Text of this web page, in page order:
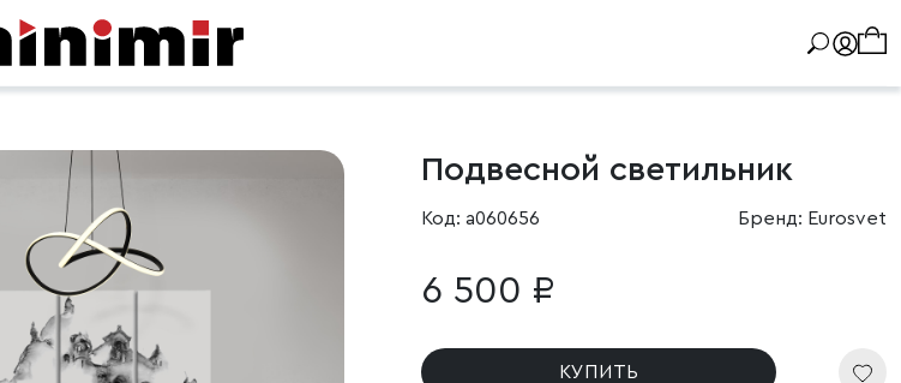
Подвесной светильник
Код: a060656 Бренд: Eurosvet
6 500 ₽
КУПИТЬ